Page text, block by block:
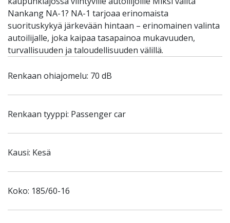
Nankang NA-1? NA-1 tarjoaa erinomaista
suorituskykyä järkevään hintaan – erinomainen valinta
autoilijalle, joka kaipaa tasapainoa mukavuuden,
turvallisuuden ja taloudellisuuden välillä.
Renkaan ohiajomelu: 70 dB
Renkaan tyyppi: Passenger car
Kausi: Kesä
Koko: 185/60-16